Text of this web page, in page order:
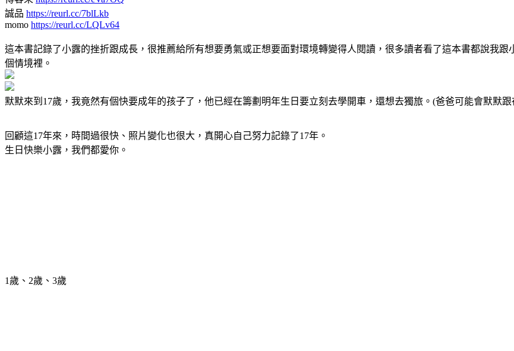
誠品 https://reurl.cc/7blLkb
momo https://reurl.cc/LQLv64
這本書記錄了小露的挫折跟成長，很推薦給所有想要勇氣或正想要面對環境轉變得人閱讀，很多讀者看了這本書都說我
個情境裡。
默默來到17歲，我竟然有個快要成年的孩子了，他已經在籌劃明年生日要立刻去學開車，還想去獨旅。(爸爸可能會默默跟
回顧這17年來，時間過很快、照片變化也很大，真開心自己努力記錄了17年。
生日快樂小露，我們都愛你。
1歲、2歲、3歲